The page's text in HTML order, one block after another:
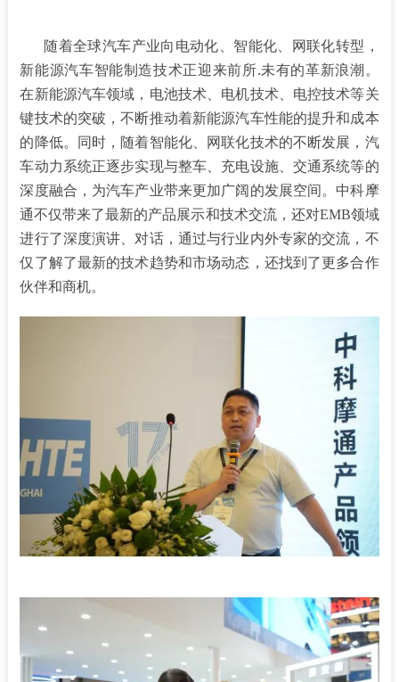
随着全球汽车产业向电动化、智能化、网联化转型，
新能源汽车智能制造技术正迎来前所.未有的革新浪潮。
在新能源汽车领域，电池技术、电机技术、电控技术等关
键技术的突破，不断推动着新能源汽车性能的提升和成本
的降低。同时，随着智能化、网联化技术的不断发展，汽
车动力系统正逐步实现与整车、充电设施、交通系统等的
深度融合，为汽车产业带来更加广阔的发展空间。中科摩
通不仅带来了最新的产品展示和技术交流，还对EMB领域
进行了深度演讲、对话，通过与行业内外专家的交流，不
仅了解了最新的技术趋势和市场动态，还找到了更多合作
伙伴和商机。